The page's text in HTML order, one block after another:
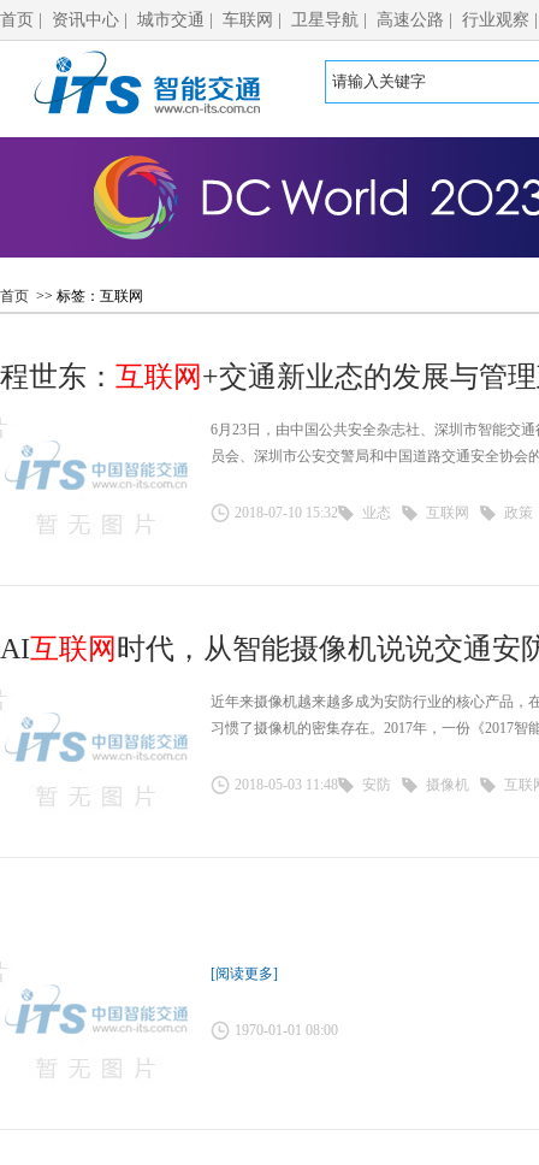
首页 资讯中心 城市交通 车联网 卫星导航 高速公路 行业观察
首页 >> 标签：互联网
程世东： 互联网+交通新业态的发展与管
6月23日，由中国公共安全杂志社、深圳市智能交
员会、深圳市公安交警局和中国道路交通安全协会
2018-07-10 15:32 业态 互联网 政策
AI互联网时代，从智能摄像机说说交通安
近年来摄像机越来越多成为安防行业的核心产品，
习惯了摄像机的密集存在。2017年，一份《2017智
2018-05-03 11:48 安防 摄像机 互联
[阅读更多]
1970-01-01 08:00